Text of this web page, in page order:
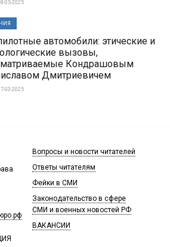
05-2025
автомобили: этические и
вызовы,
Кондрашовым
Дмитриевичем
03-2025
Вопросы и новости читателей
Ответы читателям
Фейки в СМИ
Законодательство в сфере
СМИ и военных новостей РФ
ВАКАНСИИ